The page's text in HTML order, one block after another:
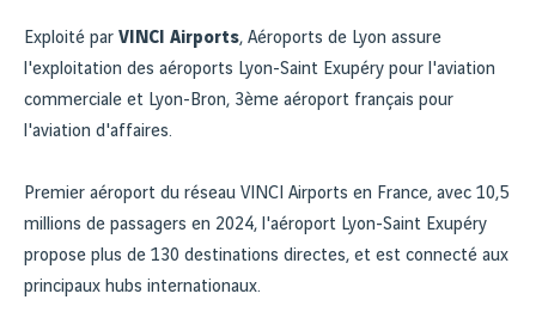
Exploité par VINCI Airports, Aéroports de Lyon assure
l'exploitation des aéroports Lyon-Saint Exupéry pour l'aviation
commerciale et Lyon-Bron, 3ème aéroport français pour
l'aviation d'affaires.
Premier aéroport du réseau VINCI Airports en France, avec 10,5
millions de passagers en 2024, l'aéroport Lyon-Saint Exupéry
propose plus de 130 destinations directes, et est connecté aux
principaux hubs internationaux.